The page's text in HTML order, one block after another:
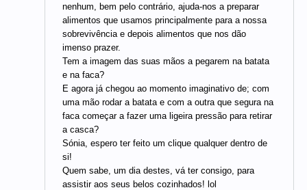
nenhum, bem pelo contrário, ajuda-nos a preparar
alimentos que usamos principalmente para a nossa
sobrevivência e depois alimentos que nos dão
imenso prazer.
Tem a imagem das suas mãos a pegarem na batata
e na faca?
E agora já chegou ao momento imaginativo de; com
uma mão rodar a batata e com a outra que segura na
faca começar a fazer uma ligeira pressão para retirar
a casca?
Sónia, espero ter feito um clique qualquer dentro de
si!
Quem sabe, um dia destes, vá ter consigo, para
assistir aos seus belos cozinhados! lol